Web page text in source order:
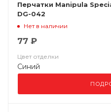
Перчатки Manipula
DG-042
Нет в наличии
77 ₽
Цвет отделки
Синий